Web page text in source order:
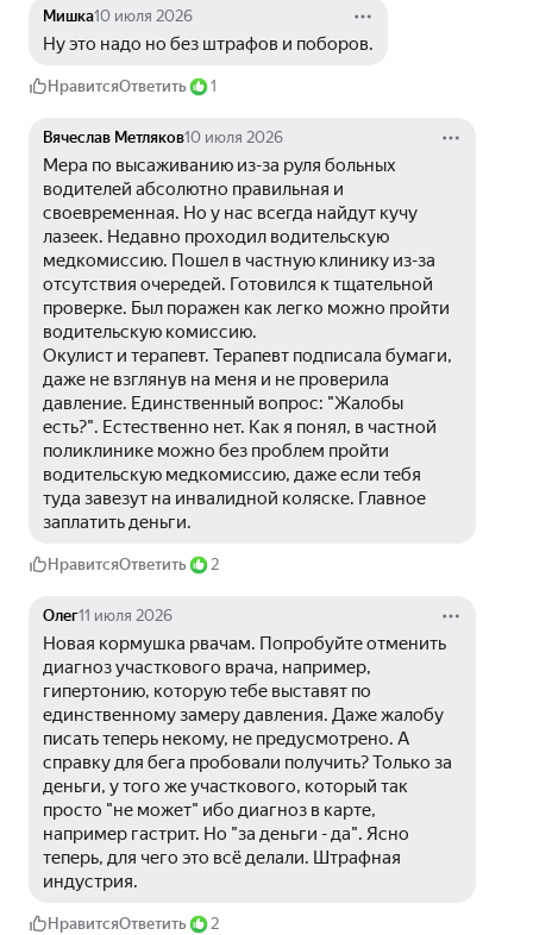
Мишка10 июля 2026
Ну это надо но без штрафов и поборов.
НравитсяОтветить 1
Вячеслав Метляков10 июля 2026
Мера по высаживанию из-за руля больных
водителей абсолютно правильная и
своевременная. Но у нас всегда найдут кучу
лазеек. Недавно проходил водительскую
медкомиссию. Пошел в частную клинику из-за
отсутствия очередей. Готовился к тщательной
проверке. Был поражен как легко можно пройти
водительскую комиссию.
Окулист и терапевт. Терапевт подписала бумаги,
даже не взглянув на меня и не проверила
давление. Единственный вопрос: "Жалобы
есть?". Естественно нет. Как я понял, в частной
поликлинике можно без проблем пройти
водительскую медкомиссию, даже если тебя
туда завезут на инвалидной коляске. Главное
заплатить деньги.
НравитсяОтветить 2
Олег11 июля 2026
Новая кормушка рвачам. Попробуйте отменить
диагноз участкового врача, например,
гипертонию, которую тебе выставят по
единственному замеру давления. Даже жалобу
писать теперь некому, не предусмотрено. А
справку для бега пробовали получить? Только за
деньги, у того же участкового, который так
просто "не может" ибо диагноз в карте,
например гастрит. Но "за деньги - да". Ясно
теперь, для чего это всё делали. Штрафная
индустрия.
НравитсяОтветить 2